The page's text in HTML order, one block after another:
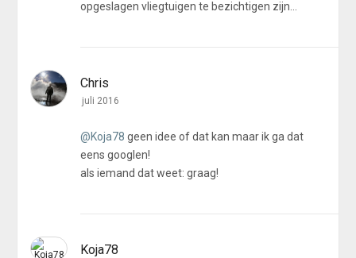
opgeslagen vliegtuigen te bezichtigen zijn...
Chris
juli 2016
@Koja78 geen idee of dat kan maar ik ga dat
eens googlen!
als iemand dat weet: graag!
Koja78